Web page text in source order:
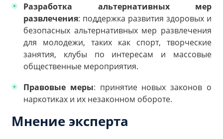
Разработка альтернативных мер
развлечения: поддержка развития здоровых и
безопасных альтернативных мер развлечения
для молодежи, таких как спорт, творческие
занятия, клубы по интересам и массовые
общественные мероприятия.
Правовые меры: принятие новых законов о
наркотиках и их незаконном обороте.
Мнение эксперта